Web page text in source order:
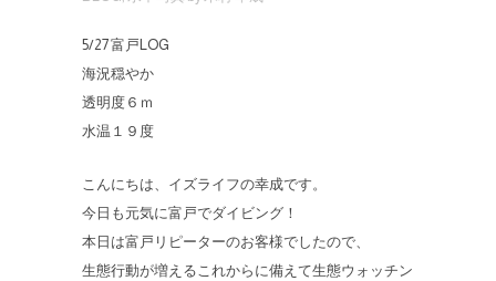
5/27 富戸LOG
海況穏やか
透明度６ｍ
水温１９度
こんにちは、イズライフの幸成です。
今日も元気に富戸でダイビング！
本日は富戸リピーターのお客様でしたので、
生態行動が増えるこれからに備えて生態ウォッチン